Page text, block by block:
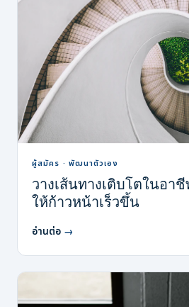
ผู้สมัคร · พัฒนาตัวเอง
วางเส้นทางเติบโตในอาชี
ให้ก้าวหน้าเร็วขึ้น
อ่านต่อ →